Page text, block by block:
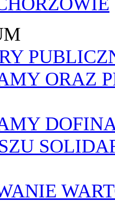
ORAZ